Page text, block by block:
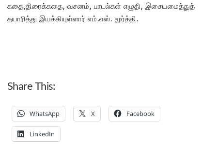
கதை,திரைக்கதை, வசனம், பாடல்கள் எழுதி, இசையமைத்துத்
தயாரித்து இயக்கியுள்ளார் எம்.எஸ். மூர்த்தி.
Share This:
WhatsApp X Facebook
LinkedIn